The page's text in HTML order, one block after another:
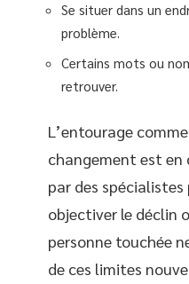
Se situer dans un
problème.
Certains mots ou
retrouver.
L’entourage
changement est en
par des
objectiver le déclin
personne touchée
de ces limites